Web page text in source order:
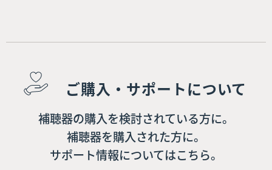
ご購入・サポートについて
補聴器の購入を検討されている方に。
補聴器を購入された方に。
サポート情報についてはこちら。